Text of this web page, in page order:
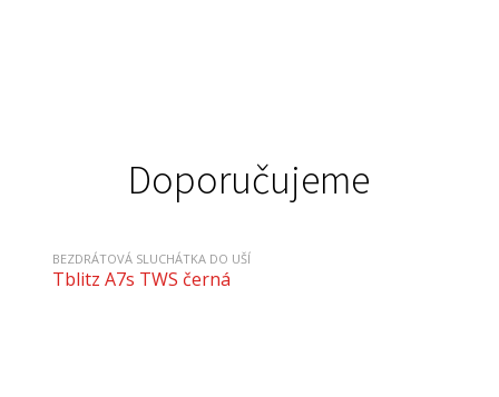
Doporučujeme
BEZDRÁTOVÁ SLUCHÁTKA DO UŠÍ
Tblitz A7s TWS černá